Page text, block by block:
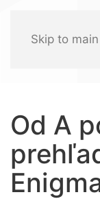
Skip to
Od A